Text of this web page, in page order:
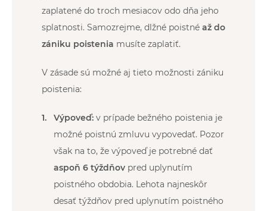
zaplatené do troch mesiacov odo dňa jeho
splatnosti. Samozrejme, dlžné poistné až do
zániku poistenia musíte zaplatiť.
V zásade sú možné aj tieto možnosti zániku
poistenia:
Výpoveď: v prípade bežného poistenia je
možné poistnú zmluvu vypovedať. Pozor
však na to, že výpoveď je potrebné dať
aspoň 6 týždňov pred uplynutím
poistného obdobia. Lehota najneskôr
desať týždňov pred uplynutím poistného